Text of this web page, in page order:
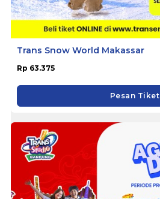
Trans Snow World Makassar
Rp 63.375
Pesan Tiket